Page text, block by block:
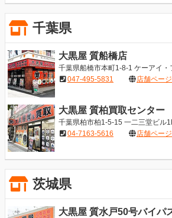
千葉県
大黒屋 質船橋店
千葉県船橋市本町1-8-1 ケーアイ・
047-495-5831
店舗ペー
大黒屋 質柏買取センター
千葉県柏市柏1-5-15 一二三堂ビル
04-7163-5616
店舗ペー
茨城県
大黒屋 質水戸50号バイパ